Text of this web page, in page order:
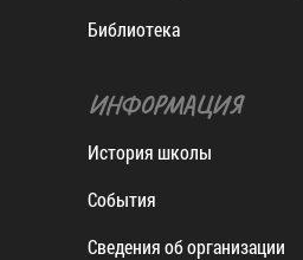
Библиотека
ИНФОРМАЦИЯ
История школы
События
Сведения об организации